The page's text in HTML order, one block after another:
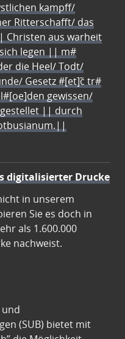
kampff/
Ritterschafft/ das
Christen aus warheit
legen || m#
die Heel/ Todt/
Gesetz #[et]c̃ tr#
gewissen/
|| durch
digitalisierter Drucke
in unserem
Sie es doch in
als 1.600.000
nachweist.
und
(SUB) bietet mit